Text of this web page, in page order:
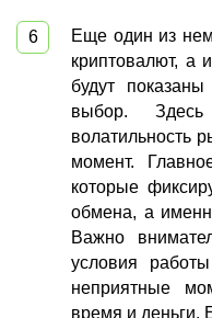
Еще один из
криптовалют, а
будут
выбор.
волатильность
момент.
которые
обмена, а
Важно
условия
неприятные
время и деньги.